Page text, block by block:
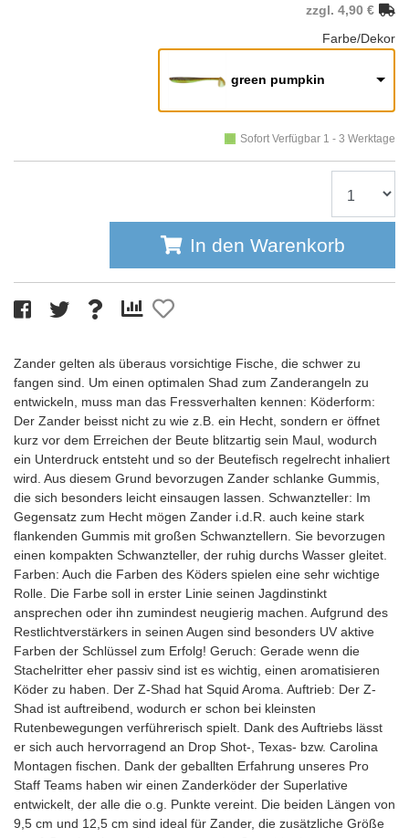
zzgl. 4,90 €
Farbe/Dekor
green pumpkin
Sofort Verfügbar 1 - 3 Werktage
In den Warenkorb
Zander gelten als überaus vorsichtige Fische, die schwer zu
fangen sind. Um einen optimalen Shad zum Zanderangeln zu
entwickeln, muss man das Fressverhalten kennen: Köderform:
Der Zander beisst nicht zu wie z.B. ein Hecht, sondern er öffnet
kurz vor dem Erreichen der Beute blitzartig sein Maul, wodurch
ein Unterdruck entsteht und so der Beutefisch regelrecht inhaliert
wird. Aus diesem Grund bevorzugen Zander schlanke Gummis,
die sich besonders leicht einsaugen lassen. Schwanzteller: Im
Gegensatz zum Hecht mögen Zander i.d.R. auch keine stark
flankenden Gummis mit großen Schwanztellern. Sie bevorzugen
einen kompakten Schwanzteller, der ruhig durchs Wasser gleitet.
Farben: Auch die Farben des Köders spielen eine sehr wichtige
Rolle. Die Farbe soll in erster Linie seinen Jagdinstinkt
ansprechen oder ihn zumindest neugierig machen. Aufgrund des
Restlichtverstärkers in seinen Augen sind besonders UV aktive
Farben der Schlüssel zum Erfolg! Geruch: Gerade wenn die
Stachelritter eher passiv sind ist es wichtig, einen aromatisieren
Köder zu haben. Der Z-Shad hat Squid Aroma. Auftrieb: Der Z-
Shad ist auftreibend, wodurch er schon bei kleinsten
Rutenbewegungen verführerisch spielt. Dank des Auftriebs lässt
er sich auch hervorragend an Drop Shot-, Texas- bzw. Carolina
Montagen fischen. Dank der geballten Erfahrung unseres Pro
Staff Teams haben wir einen Zanderköder der Superlative
entwickelt, der alle die o.g. Punkte vereint. Die beiden Längen von
9,5 cm und 12,5 cm sind ideal für Zander, die zusätzliche Größe